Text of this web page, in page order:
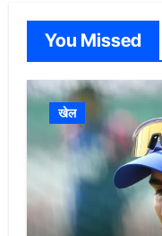
You Missed
खेल